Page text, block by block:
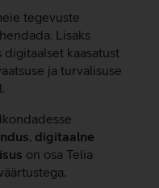
tegevuste
Lisaks
kaasatust
ja turvalisuse
, digitaalne
on osa Telia